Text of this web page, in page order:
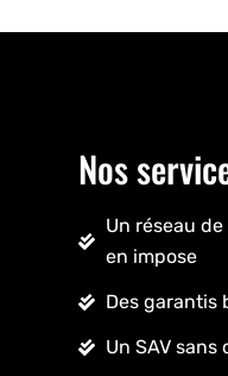
Nos
Un réseau
en impose
Des garantis
Un SAV sans